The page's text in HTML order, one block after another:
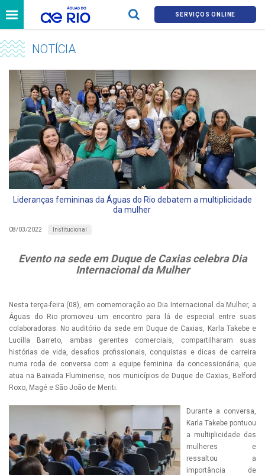
SERVIÇOS ONLINE
NOTÍCIA
Lideranças femininas da Águas do Rio debatem a multiplicidade
da mulher
08/03/2022 Institucional
Evento na sede em Duque de Caxias celebra Dia
Internacional da Mulher
Nesta terça-feira (08), em comemoração ao Dia Internacional da Mulher, a
Águas do Rio promoveu um encontro para lá de especial entre suas
colaboradoras. No auditório da sede em Duque de Caxias, Karla Takebe e
Lucilla Barreto, ambas gerentes comerciais, compartilharam suas
histórias de vida, desafios profissionais, conquistas e dicas de carreira
numa roda de conversa com a equipe feminina da concessionária, que
atua na Baixada Fluminense, nos municípios de Duque de Caxias, Belford
Roxo, Magé e São João de Meriti.
Durante a conversa,
Karla Takebe pontuou
a multiplicidade das
mulheres e
ressaltou a
importância de